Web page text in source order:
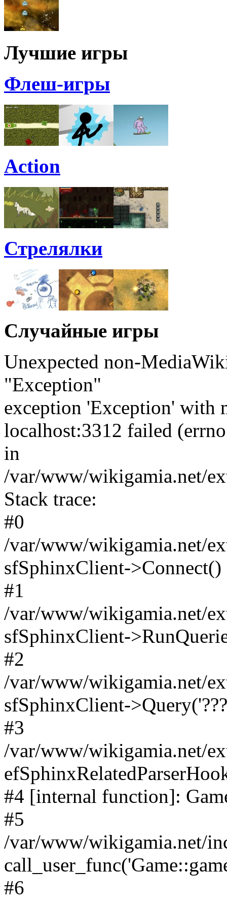
Лучшие игры
Флеш-игры
Action
Стрелялки
Случайные игры
Unexpected non-
"Exception"
exception 'Exception' with
localhost:3312 failed
in
/var/www/wikigamia.net/
Stack trace:
#0
/var/www/wikigamia.net/
sfSphinxClient->Connect()
#1
/var/www/wikigamia.net/
sfSphinxClient-
#2
/var/www/wikigamia.net/
sfSphinxClient-
#3
/var/www/wikigamia.net/
#4 [internal function]:
#5
/var/www/wikigamia.net/
#6